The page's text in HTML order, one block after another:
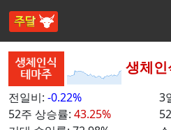
생체
전일비: -0.22% 3
52주 상승률: 43.25%